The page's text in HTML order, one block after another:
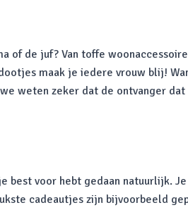
of de juf? Van toffe
maak je iedere vrouw blij!
weten zeker dat de ontvanger
best voor hebt gedaan natuurlijk.
cadeautjes zijn bijvoorbeeld